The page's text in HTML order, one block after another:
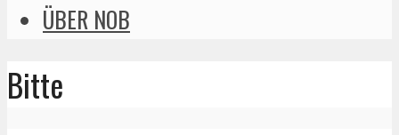
ÜBER NOB
Bitte